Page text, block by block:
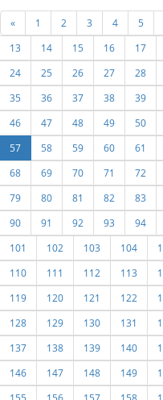
« 1 2 3 4 5
13
14 15 16 17
24
25 26 27 28
35
36 37 38 39
46
47 48 49 50
57
58 59 60 61
68
69 70 71 72
79
80 81 82 83
90
91 92 93 94
101
102 103 104
110
111 112 113
119
120 121 122
128
129 130 131
137
138 139 140
146
147 148 149